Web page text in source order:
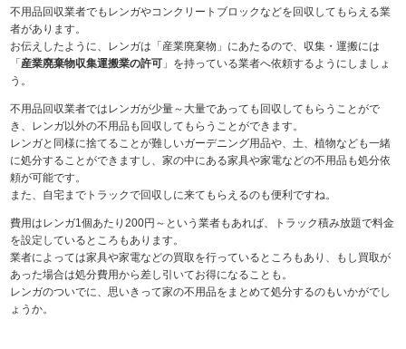
不用品回収業者でもレンガやコンクリートブロックなどを回収してもらえる業
者があります。
お伝えしたように、レンガは「産業廃棄物」にあたるので、収集・運搬には
「産業廃棄物収集運搬業の許可 」を持っている業者へ依頼するようにしましょ
う。
不用品回収業者ではレンガが少量～大量であっても回収してもらうことがで
き、レンガ以外の不用品も回収してもらうことができます。
レンガと同様に捨てることが難しいガーデニング用品や、土、植物なども一緒
に処分することができますし、家の中にある家具や家電などの不用品も処分依
頼が可能です。
また、自宅までトラックで回収しに来てもらえるのも便利ですね。
費用はレンガ1個あたり200円～という業者もあれば、トラック積み放題で料金
を設定しているところもあります。
業者によっては家具や家電などの買取を行っているところもあり、もし買取が
あった場合は処分費用から差し引いてお得になることも。
レンガのついでに、思いきって家の不用品をまとめて処分するのもいかがでし
ょうか。